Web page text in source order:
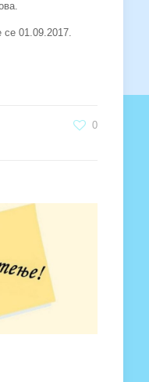
01.09.2017.
0